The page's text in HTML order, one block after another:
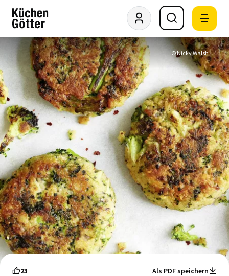
© Nicky Walsh
23 Als PDF speichern